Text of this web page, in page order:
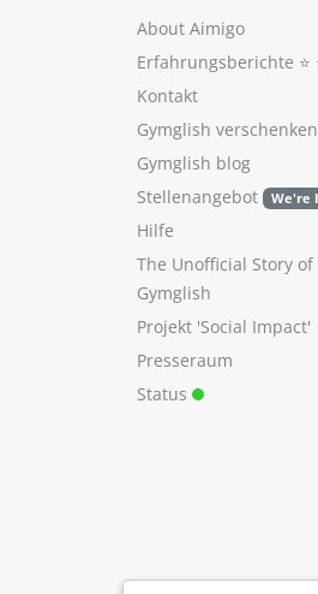
About Aimigo
Erfahrungsberichte ⭐️
Kontakt
Gymglish verschenken
Gymglish blog
Stellenangebot
We're
Hilfe
The Unofficial Story of
Gymglish
Projekt 'Social Impact'
Presseraum
Status